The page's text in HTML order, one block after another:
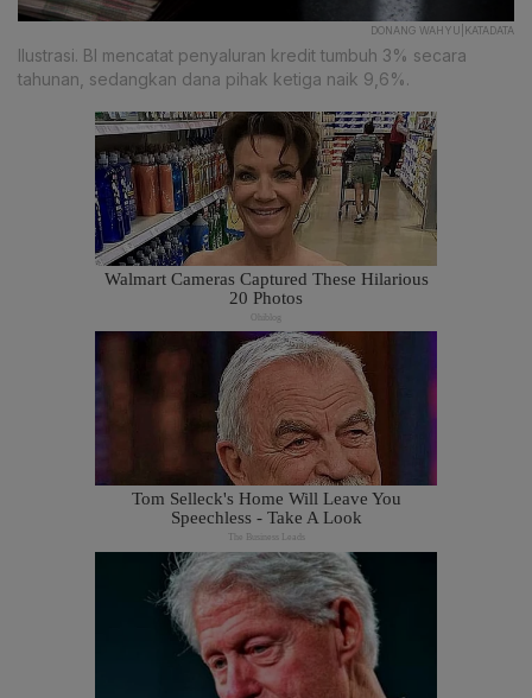
DONANG WAHYU|KATADATA
Ilustrasi. BI mencatat penyaluran kredit tumbuh 3% secara
tahunan, sedangkan dana pihak ketiga naik 9,6%.